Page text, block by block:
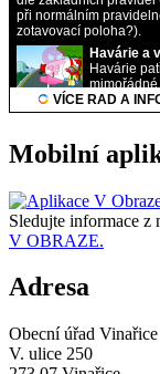
Mobilní
Sledujte informace z
V OBRAZE.
Adresa
Obecní úřad Vinařice
V. ulice 250